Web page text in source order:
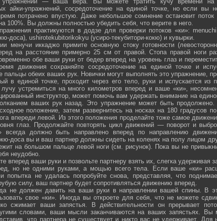
айки-упражнений, сосредоточение на единой точке, но если вы
потрачено впустую. Даже небольшое сомнение остановит
100%. Вы должны полностью убедить себя, что верите в него.
практикуются в додзе для проверки потоков «ки»:
доса), ushiro­tekubitori­kokyu (усиро-текубитори-кокю) и кувырки.
менучи иккаджо примите основную стоку готовности
на расстояние примерно 25 см от правой. Стопа правой ноги
обе ваши руки от бедер вперед на уровень глаз и
движения сохраняйте сосредоточение на единой точке и
пальцы обеих ваших рук. Новички могут выполнять это упражнение,
в единой точке, проходит через его тело, руки и испускается из
лучу устремиться на много километров вперед и ваше «ки»,
инструктор, может помочь вам удержать внимание на
ваших рук назад. Это упражнение может быть
положение, затем развернитесь на носках на 180 градусов
впереди левой. Из этого положения проделайте тоже самое
глаз. Продолжайте повторять цикл движений — поворот и
всегда должно быть направлено вперед по направлению
доса вы и ваш партнер должны сидеть на коленях на полу лицом
на большом пальце левой ноги (см. рисунок). Пока вы не
неудобно.
вперед ваши руки и позвольте партнеру взять их, слегка удерживая
но не одними руками, а мощью всего тела. Если ваше «ки»
попытка не удалась попробуйте снова, представляя, что
силу, ваш партнер будет сопротивляться движению вперед.
не должен давить на ваши руки в направлении вашей спины. В
свое «ки». Иногда вы откроете для себя, что не можете
сжимает ваши запястья. В действительности он прерывает
словами, ваши мысли заканчиваются на ваших запястьях. Вы
что партнера не существует и никто вас не удерживает. Для